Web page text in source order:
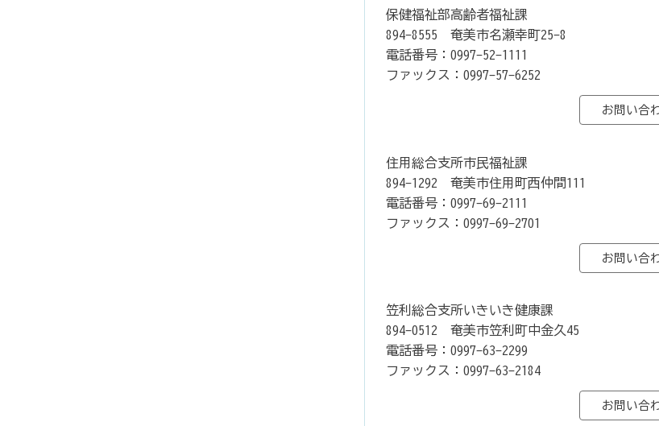
保健福祉部高齢者福祉課
894-8555 奄美市名瀬幸町25-8
電話番号：0997-52-1111
ファックス：0997-57-6252
住用総合支所市民福祉課
894-1292 奄美市住用町西仲間111
電話番号：0997-69-2111
ファックス：0997-69-2701
笠利総合支所いきいき健康課
894-0512 奄美市笠利町中金久45
電話番号：0997-63-2299
ファックス：0997-63-2184